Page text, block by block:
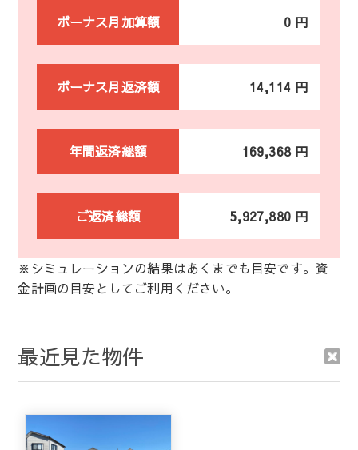
ボーナス月加算額 0 円
ボーナス月返済額 14,114 円
年間返済総額 169,368 円
ご返済総額 5,927,880 円
最近見た物件